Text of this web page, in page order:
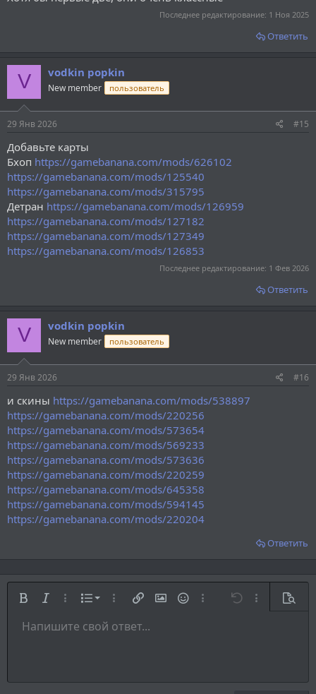
Последнее редактирование: 1 Ноя 2025
Ответить
V vodkin popkin
New member пользователь
29 Янв 2026 #15
Добавьте карты
Бхоп https://gamebanana.com/mods/626102
https://gamebanana.com/mods/125540
https://gamebanana.com/mods/315795
Детран https://gamebanana.com/mods/126959
https://gamebanana.com/mods/127182
https://gamebanana.com/mods/127349
https://gamebanana.com/mods/126853
Последнее редактирование: 1 Фев 2026
Ответить
V vodkin popkin
New member пользователь
29 Янв 2026 #16
и скины https://gamebanana.com/mods/538897
https://gamebanana.com/mods/220256
https://gamebanana.com/mods/573654
https://gamebanana.com/mods/569233
https://gamebanana.com/mods/573636
https://gamebanana.com/mods/220259
https://gamebanana.com/mods/645358
https://gamebanana.com/mods/594145
https://gamebanana.com/mods/220204
Ответить
ЖирныйКурсивДополнительно...
Список Нумерованный список
Маркированный список
Дополнительно...
Вставить ссылку
Вставить изображение
СмайлыДополнительно...
Отменить
Размер шрифта
9
Цвет текста
Шрифт Arial
Зачёркнутый
Подчёркнутый
Однострочный код
ВыравниваниеПо левому краю
Формат параграфа
Обычный
Заголовок 2
ЦитатаМедиаВставить таблицу
Вставить горизонтальную линию
Спойлер
Код
Повторить
Переключить режим работы редактора
Удалить форматирование
ЧерновикиСохранить черновик
Напишите свой ответ...